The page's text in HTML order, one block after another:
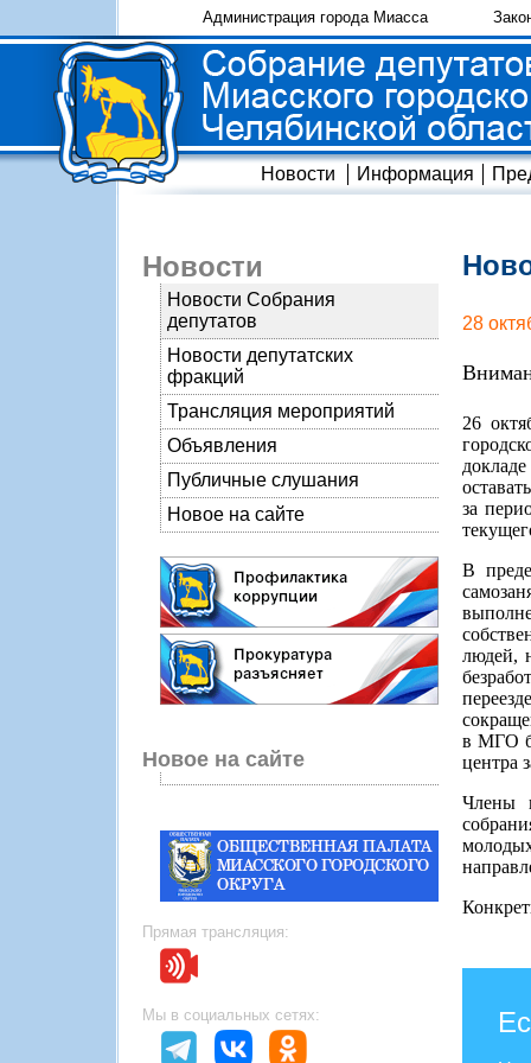
Администрация города Миасса
Новости Информация
Новости
Новости Собрания
депутатов
Новости депутатских
фракций
Трансляция мероприятий
Объявления
Публичные слушания
Новое на сайте
Новое на сайте
Прямая трансляция:
Мы в социальных сетях:
28
26
за
В
людей,
в МГО
центра
Члены